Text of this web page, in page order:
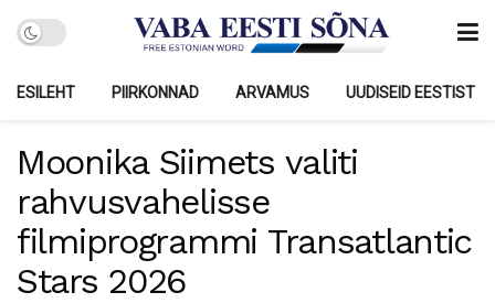
ESILEHT PIIRKONNAD ARVAMUS UUDISEID EESTIST
Moonika Siimets valiti
rahvusvahelisse
filmiprogrammi Transatlantic
Stars 2026